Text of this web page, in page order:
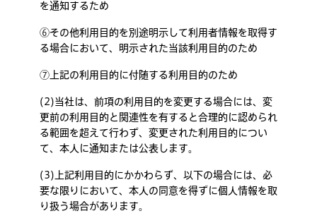
を通知するため
⑥その他利用目的を別途明示して利用者情報を取得す
る場合において、明示された当該利用目的のため
⑦上記の利用目的に付随する利用目的のため
(2)当社は、前項の利用目的を変更する場合には、変
更前の利用目的と関連性を有すると合理的に認められ
る範囲を超えて行わず、変更された利用目的につい
て、本人に通知または公表します。
(3)上記利用目的にかかわらず、以下の場合には、必
要な限りにおいて、本人の同意を得ずに個人情報を取
り扱う場合があります。